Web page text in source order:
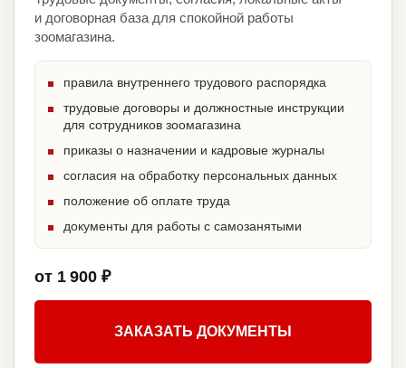
и договорная база для спокойной работы
зоомагазина.
правила внутреннего трудового распорядка
трудовые договоры и должностные инструкции
для сотрудников зоомагазина
приказы о назначении и кадровые журналы
согласия на обработку персональных данных
положение об оплате труда
документы для работы с самозанятыми
от 1 900 ₽
ЗАКАЗАТЬ ДОКУМЕНТЫ